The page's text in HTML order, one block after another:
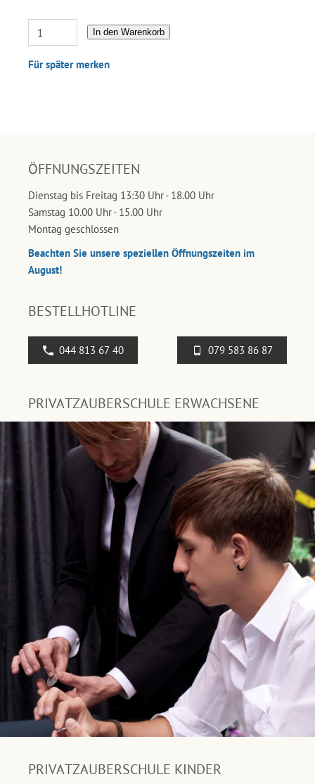
In den Warenkorb
Für später merken
ÖFFNUNGSZEITEN
Dienstag bis Freitag 13:30 Uhr - 18.00 Uhr
Samstag 10.00 Uhr - 15.00 Uhr
Montag geschlossen
Beachten Sie unsere speziellen Öffnungszeiten im
August!
BESTELLHOTLINE
044 813 67 40 079 583 86 87
PRIVATZAUBERSCHULE ERWACHSENE
PRIVATZAUBERSCHULE KINDER